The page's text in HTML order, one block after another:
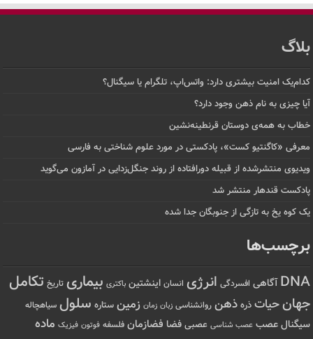
بلاگ
کدام‌یک امنیت بیشتری دارد: واتس‌اپ، تلگرام یا سیگنال؟
آیا چیزی به نام ذهن وجود دارد؟
خطاب به همه‌ی دوستان قرنطینه‌نشین
معرفی «کاگنتیو کست»، پادکستی در مورد علوم شناختی به فارسی
ویدیوی منتشرشده از قبیله دورافتاده‌ از روند جنگل‌زدایی در آمازون می‌گوید
پادکست قندهار منتشر شد
یک کوه یخ به تازگی از جنوبگان جدا شده
برچسب‌ها
DNA آگاهی افسردگی انرژی انسان اینشتین باکتری بیماری تاریخ تکامل
جهانحیات ذره ذهن روانشناسی زبان زمان زمین ستاره سلول سیاهچاله
سیگنال عصب عصب شناسی عصبی فضا فضازمان فلسفه فوتون فیزیک ماده